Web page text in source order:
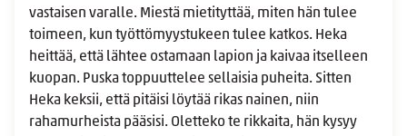
vastaisen varalle. Miestä mietityttää, miten hän tulee
toimeen, kun työttömyystukeen tulee katkos. Heka
heittää, että lähtee ostamaan lapion ja kaivaa itselleen
kuopan. Puska toppuuttelee sellaisia puheita. Sitten
Heka keksii, että pitäisi löytää rikas nainen, niin
rahamurheista pääsisi. Oletteko te rikkaita, hän kysyy